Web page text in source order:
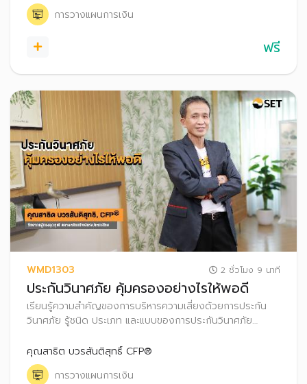
การวางแผนการเงิน
ฟรี
WMD1303 2 ชั่วโมง 9 นาที
ประกันวินาศภัย คุ้มครองอย่างไรให้พอดี
เรียนรู้ความสำคัญของการบริหารความเสี่ยงด้วยการประกัน
วินาศภัย รู้ชนิด ประเภท และแบบของการประกันวินาศภัย
เสี่ยงที่อาจเกิดขึ้นได้ในอนาคต
คุณสาธิต บวรสันติสุทธิ์ CFP®
การวางแผนการเงิน